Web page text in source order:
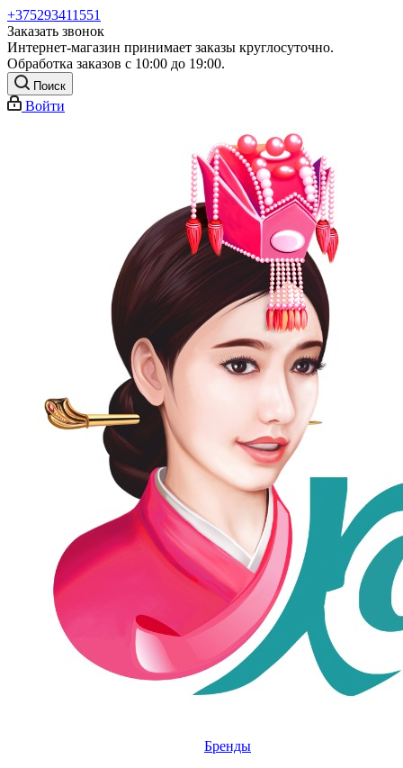
+375293411551
Заказать звонок
Интернет-магазин принимает заказы круглосуточно.
Обработка заказов с 10:00 до 19:00.
Поиск
Войти
Бренды